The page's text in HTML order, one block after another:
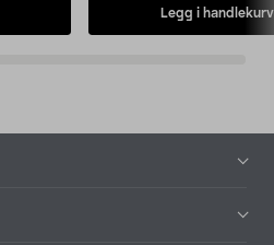
Legg i handlekurv